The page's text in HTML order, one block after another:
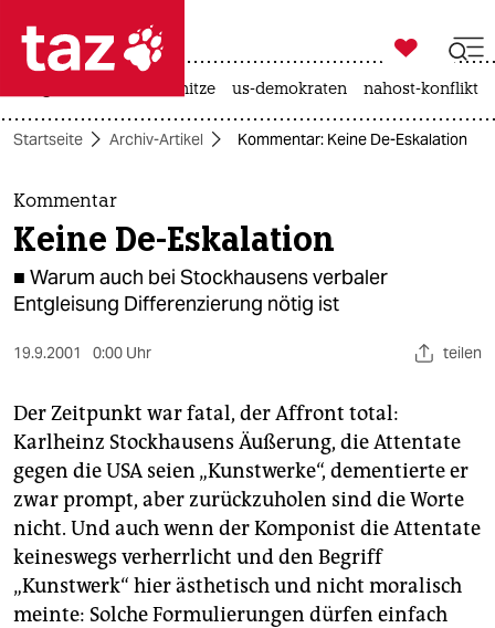
 taz zahl ich
taz zahl ich
themen
politik
öko
gesellschaft
kultur
sport
berlin
nord
wahrheit

taz zahl ich
hitze us-demokraten nahost-konflikt
Startseite Archiv-Artikel Kommentar: Keine De-Eskalation
Kommentar
Keine De-Eskalation
■ Warum auch bei Stockhausens verbaler
Entgleisung Differenzierung nötig ist
19.9.2001 0:00 Uhr teilen
Der Zeitpunkt war fatal, der Affront total:
Karlheinz Stockhausens Äußerung, die Attentate
gegen die USA seien „Kunstwerke“, dementierte er
zwar prompt, aber zurückzuholen sind die Worte
nicht. Und auch wenn der Komponist die Attentate
keineswegs verherrlicht und den Begriff
„Kunstwerk“ hier ästhetisch und nicht moralisch
meinte: Solche Formulierungen dürfen einfach